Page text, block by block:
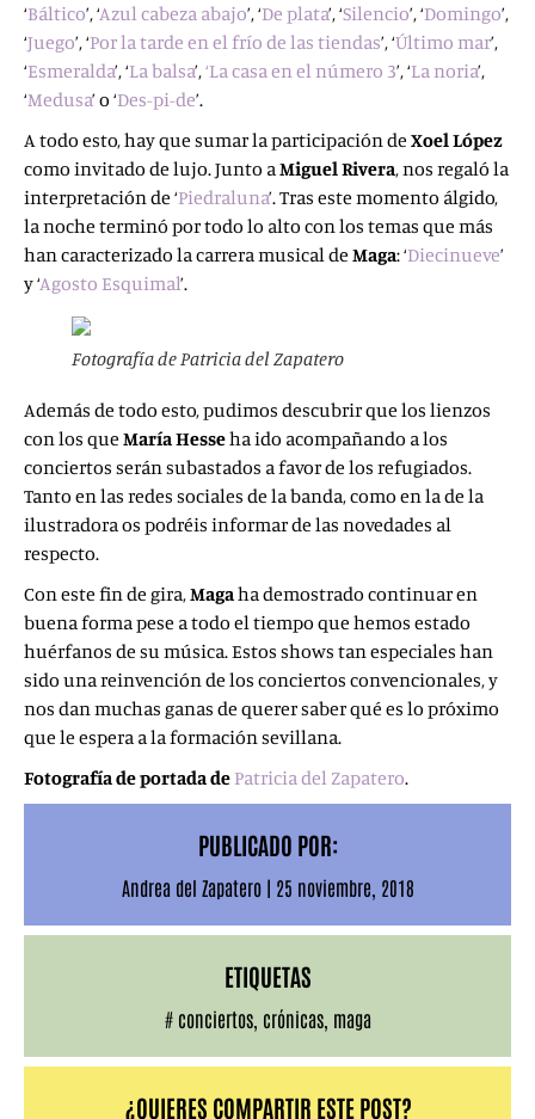
‘Báltico’, ‘Azul cabeza abajo’, ‘De plata’, ‘Silencio’, ‘Domingo’,
‘Juego’,‘Por la tarde en el frío de las tiendas’, ‘Último mar’,
‘Esmeralda’,‘La balsa’,‘La casa en el número 3’, ‘La noria’,
‘Medusa’ o ‘Des-pi-de’.
A todo esto, hay que sumar la participación de Xoel López
como invitado de lujo. Junto aMiguel Rivera, nos regaló la
interpretación de ‘Piedraluna’. Tras este momento álgido,
la noche terminó por todo lo alto con los temas que más
han caracterizado la carrera musical de Maga: ‘Diecinueve’
y ‘Agosto Esquimal’.
Fotografía de Patricia del Zapatero
Además de todo esto, pudimos descubrir que los lienzos
con los que María Hesseha ido acompañando a los
conciertos serán subastados a favor de los refugiados.
Tanto en las redes sociales de la banda, como en la de la
ilustradora os podréis informar de las novedades al
respecto.
Con este fin de gira,Magaha demostrado continuar en
buena forma pese a todo el tiempo que hemos estado
huérfanos de su música. Estos shows tan especiales han
sido una reinvención de los conciertos convencionales, y
nos dan muchas ganas de querer saber qué es lo próximo
que le espera a la formación sevillana.
Fotografía de portada dePatricia del Zapatero.
PUBLICADO POR:
Andrea del Zapatero | 25 noviembre, 2018
ETIQUETAS
# conciertos, crónicas, maga
¿QUIERES COMPARTIR ESTE POST?